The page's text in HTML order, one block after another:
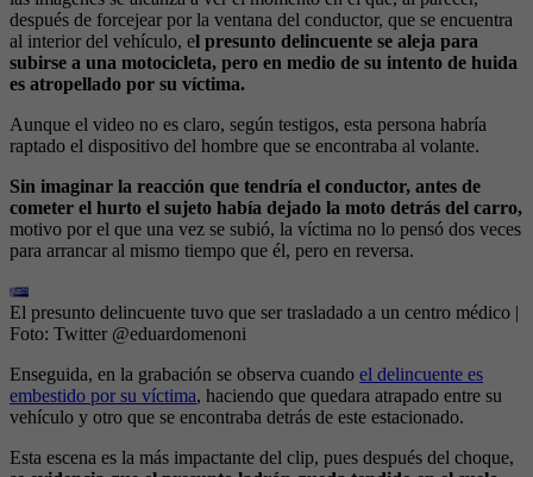
después de forcejear por la ventana del conductor, que se encuentra
al interior del vehículo, el presunto delincuente se aleja para
subirse a una motocicleta, pero en medio de su intento de huida
es atropellado por su víctima.
Aunque el video no es claro, según testigos, esta persona habría
raptado el dispositivo del hombre que se encontraba al volante.
Sin imaginar la reacción que tendría el conductor, antes de
cometer el hurto el sujeto había dejado la moto detrás del carro,
motivo por el que una vez se subió, la víctima no lo pensó dos veces
para arrancar al mismo tiempo que él, pero en reversa.
El presunto delincuente tuvo que ser trasladado a un centro médico |
Foto: Twitter @eduardomenoni
Enseguida, en la grabación se observa cuando el delincuente es
embestido por su víctima, haciendo que quedara atrapado entre su
vehículo y otro que se encontraba detrás de este estacionado.
Esta escena es la más impactante del clip, pues después del choque,